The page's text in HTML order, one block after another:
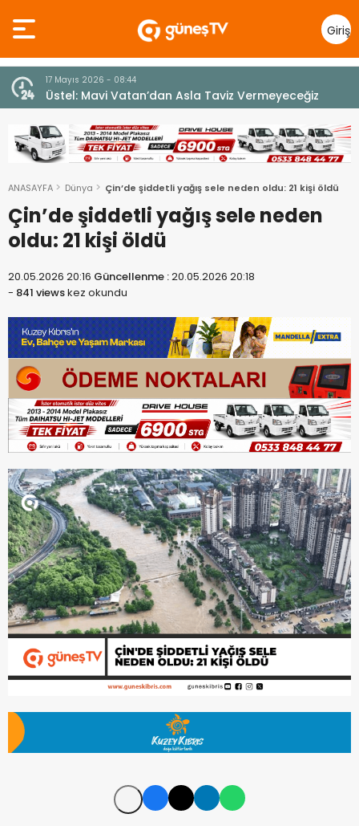
Giriş
Yap
7 Ağustos 2026 - 12:36
ÜSTEL: “ERENKÖY RUHU SONSUZA DEK YAŞAYACAK”
ANASAYFA Dünya Çin’de şiddetli yağış sele neden oldu: 21 kişi öldü
Çin’de şiddetli yağış sele neden
oldu: 21 kişi öldü
20.05.2026 20:16 Güncellenme :20.05.2026 20:18
- 841 viewskez okundu